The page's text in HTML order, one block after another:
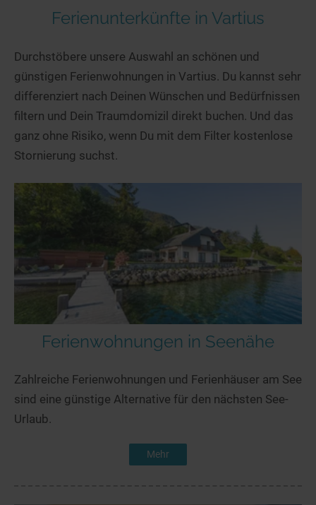
Ferienunterkünfte in Vartius
Durchstöbere unsere Auswahl an schönen und
günstigen Ferienwohnungen in Vartius. Du kannst sehr
differenziert nach Deinen Wünschen und Bedürfnissen
filtern und Dein Traumdomizil direkt buchen. Und das
ganz ohne Risiko, wenn Du mit dem Filter kostenlose
Stornierung suchst.
Ferienwohnungen in Seenähe
Zahlreiche Ferienwohnungen und Ferienhäuser am See
sind eine günstige Alternative für den nächsten See-
Urlaub.
Mehr